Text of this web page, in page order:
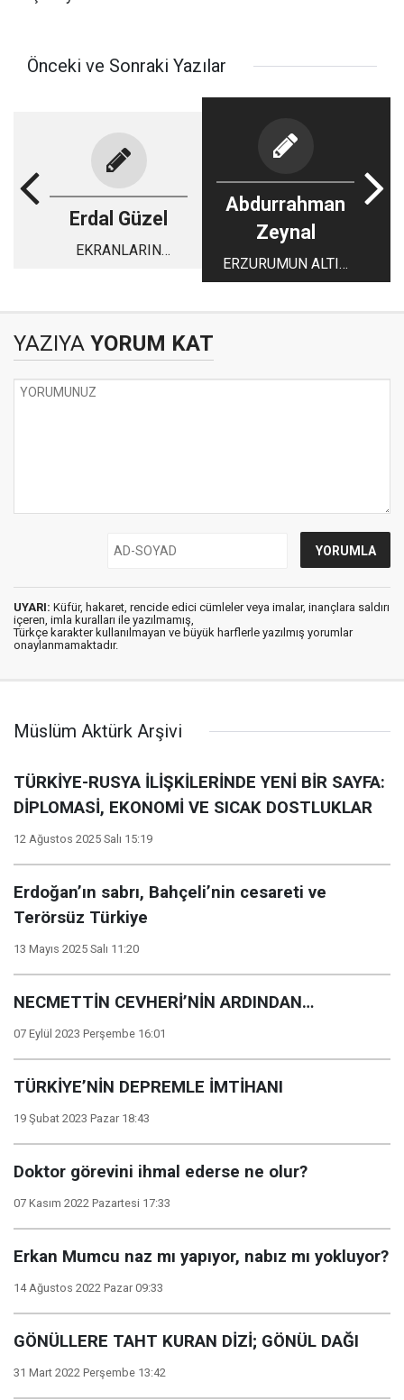
Önceki ve Sonraki Yazılar
Erdal Güzel
EKRANLARIN
Abdurrahman
Zeynal
ERZURUMUN ALTIN
YILALRI(1948-1985)
YAZIYA YORUM KAT
UYARI: Küfür, hakaret, rencide edici cümleler veya imalar, inançlara saldırı
içeren, imla kuralları ile yazılmamış,
Türkçe karakter kullanılmayan ve büyük harflerle yazılmış yorumlar
onaylanmamaktadır.
Müslüm Aktürk Arşivi
TÜRKİYE-RUSYA İLİŞKİLERİNDE YENİ BİR SAYFA:
DİPLOMASİ, EKONOMİ VE SICAK DOSTLUKLAR
12 Ağustos 2025 Salı 15:19
Erdoğan’ın sabrı, Bahçeli’nin cesareti ve
Terörsüz Türkiye
13 Mayıs 2025 Salı 11:20
NECMETTİN CEVHERİ’NİN ARDINDAN…
07 Eylül 2023 Perşembe 16:01
TÜRKİYE’NİN DEPREMLE İMTİHANI
19 Şubat 2023 Pazar 18:43
Doktor görevini ihmal ederse ne olur?
07 Kasım 2022 Pazartesi 17:33
Erkan Mumcu naz mı yapıyor, nabız mı yokluyor?
14 Ağustos 2022 Pazar 09:33
GÖNÜLLERE TAHT KURAN DİZİ; GÖNÜL DAĞI
31 Mart 2022 Perşembe 13:42